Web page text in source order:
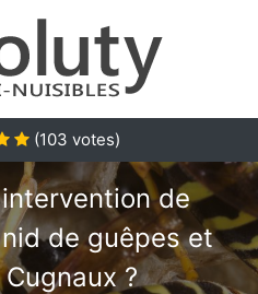
(103 votes)
intervention de
de guêpes et
?